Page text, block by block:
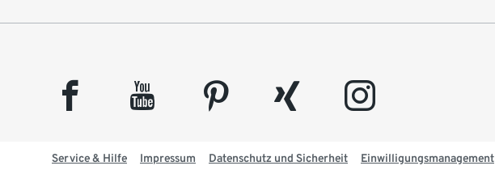
facebook youtube pinterest xing instagram
Service & Hilfe Impressum Datenschutz und Sicherheit Einwilligungsmanagement